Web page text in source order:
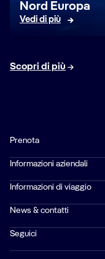
Nord Europa
Vedi di più
Scopri di più
Prenota
Informazioni aziendali
Informazioni di viaggio
News & contatti
Seguici